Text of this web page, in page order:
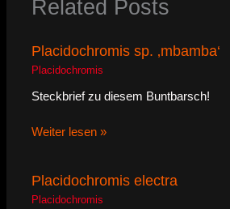
Related Posts
Placidochromis sp. ‚mbamba‘
Placidochromis
Steckbrief zu diesem Buntbarsch!
Weiter lesen »
Placidochromis electra
Placidochromis